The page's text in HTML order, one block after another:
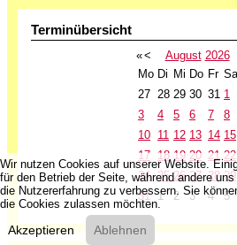
Terminübersicht
«< August 2026
Mo Di Mi Do Fr Sa
27 28 29 30 31 1
3
4 5 6 7 8
10 11 12 13 14 15
17 18 19 20 21 22
24 25 26 27 28 29
31 1 2 3 4 5
Wir nutzen Cookies auf unserer Website.
für den Betrieb der Seite, während andere
die Nutzererfahrung zu verbessern. Sie
die Cookies zulassen möchten.
Akzeptieren Ablehnen